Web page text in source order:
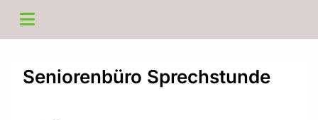
Seniorenbüro Sprechstunde